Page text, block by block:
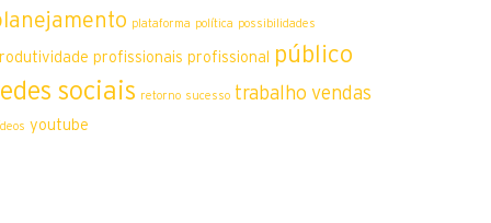
plataforma política possibilidades
profissionais profissional público
sociais retorno sucesso trabalho vendas
youtube